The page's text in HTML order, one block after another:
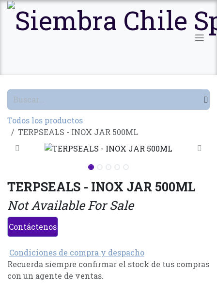
Ir al contenido
Todos los productos
TERPSEALS - INOX JAR 500ML
TERPSEALS - INOX JAR 500ML
Not Available For Sale
Contáctenos
Condiciones de compra y despacho
Recuerda siempre confirmar el stock de tus compras
con un agente de ventas.